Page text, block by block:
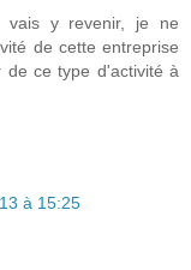
vais y revenir, je ne
de cette entreprise
ce type d'activité à
à 15:25